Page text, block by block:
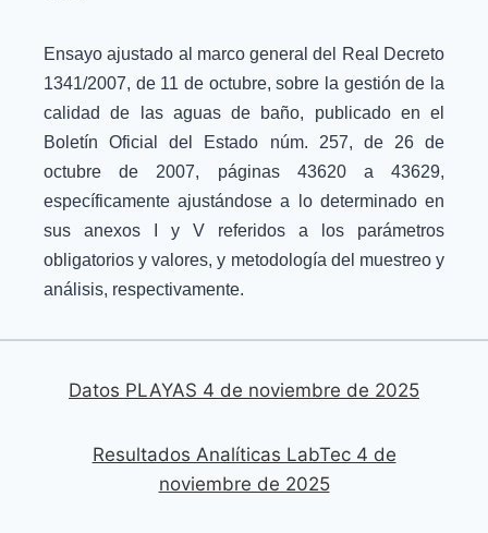
Ensayo ajustado al marco general del Real Decreto
1341/2007, de 11 de octubre, sobre la gestión de la
calidad de las aguas de baño, publicado en el
Boletín Oficial del Estado núm. 257, de 26 de
octubre de 2007, páginas 43620 a 43629,
específicamente ajustándose a lo determinado en
sus anexos I y V referidos a los parámetros
obligatorios y valores, y metodología del muestreo y
análisis, respectivamente.
Datos PLAYAS 4 de noviembre de 2025
Resultados Analíticas LabTec 4 de
noviembre de 2025